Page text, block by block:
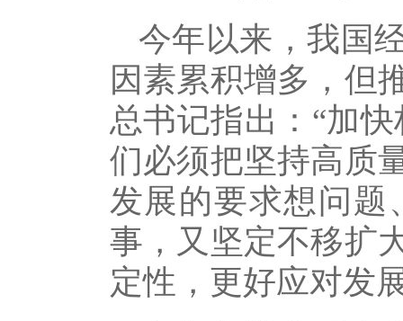
今年以来，我国
因素累积增多，但
总书记指出：“加
们必须把坚持高质
发展的要求想问题
事，又坚定不移扩
定性，更好应对发